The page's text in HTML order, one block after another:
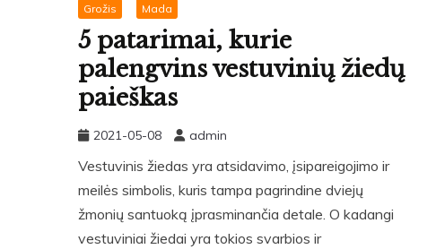
Grožis Mada
5 patarimai, kurie
palengvins vestuvinių žiedų
paieškas
2021-05-08 admin
Vestuvinis žiedas yra atsidavimo, įsipareigojimo ir
meilės simbolis, kuris tampa pagrindine dviejų
žmonių santuoką įprasminančia detale. O kadangi
vestuviniai žiedai yra tokios svarbios ir